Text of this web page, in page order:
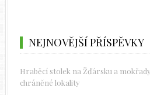
NEJNOVĚJŠÍ PŘÍSPĚVKY
Hraběcí stolek na Žďársku a
chráněné lokality